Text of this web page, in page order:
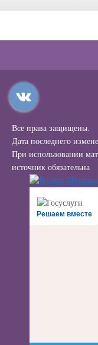
Все права защищены.
Дата последнего
При использовании
источник обязательна
Решаем вместе